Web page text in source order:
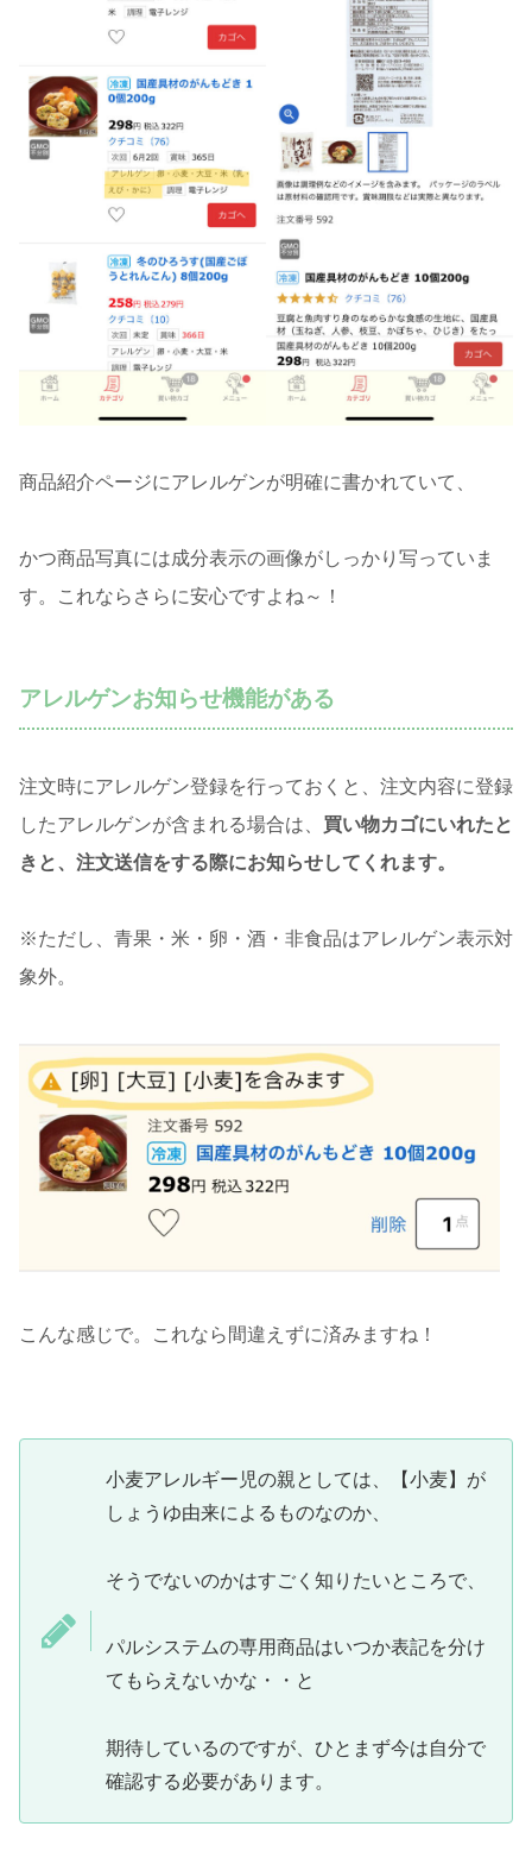
商品紹介ページにアレルゲンが明確に書かれていて、
かつ商品写真には成分表示の画像がしっかり写っていま
す。これならさらに安心ですよね～！
アレルゲンお知らせ機能がある
注文時にアレルゲン登録を行っておくと、注文内容に登録
したアレルゲンが含まれる場合は、 買い物カゴにいれたと
きと、注文送信をする際にお知らせしてくれます。
※ただし、青果・米・卵・酒・非食品はアレルゲン表示対
象外。
こんな感じで。これなら間違えずに済みますね！
小麦アレルギー児の親としては、【小麦】が
しょうゆ由来によるものなのか、
そうでないのかはすごく知りたいところで、
パルシステムの専用商品はいつか表記を分け
てもらえないかな・・と
期待しているのですが、ひとまず今は自分で
確認する必要があります。